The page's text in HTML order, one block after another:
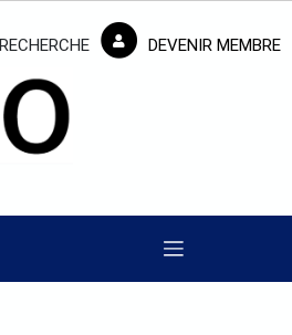
RECHERCHE DEVENIR MEMBRE